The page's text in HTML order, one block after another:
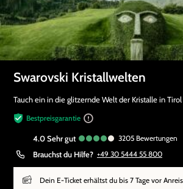
Swarovski Kristallwelten
Tauch ein in die glitzernde Welt der Kristalle in Tirol
Bestpreisgarantie
4.0 sehr gut 3205 Bewertungen
Brauchst du Hilfe? +49 30 5444 55 800
Dein E-Ticket erhältst du bis 7 Tage vor